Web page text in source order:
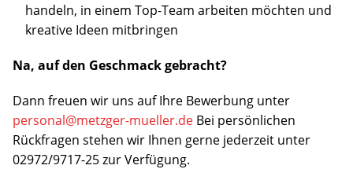
handeln, in einem Top-Team arbeiten möchten und
kreative Ideen mitbringen
Na, auf den Geschmack gebracht?
Dann freuen wir uns auf Ihre Bewerbung unter
personal@metzger-mueller.de Bei persönlichen
Rückfragen stehen wir Ihnen gerne jederzeit unter
02972/9717-25 zur Verfügung.